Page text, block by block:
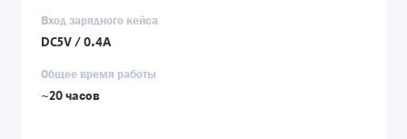
Вход зарядного кейса
DC5V / 0.4A
Общее время работы
~20 часов